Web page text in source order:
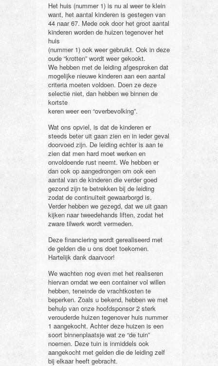
Het huis (nummer 1) is nu al weer te klein
want, het aantal kinderen is gestegen van
44 naar 67. Mede ook door het groot aantal
kinderen worden de huizen tegenover het
huis
(nummer 1) ook weer gebruikt. Ook in deze
oude “krotten” wordt weer gekookt.
We hebben met de leiding afgesproken dat
mogelijke nieuwe kinderen aan een aantal
criteria moeten voldoen. Doen ze deze
selectie niet, dan hebben we binnen de
kortste
keren weer een “overbevolking”.
Wat ons opviel, is dat de kinderen er
steeds beter uit gaan zien en in ieder geval
doorvoed zijn. De leiding echter is aan te
zien dat men hard moet werken en
onvoldoende rust neemt. We hebben er
dan ook op aangedrongen om ook een
aantal van de kinderen die verder goed
gezond zijn te betrekken bij de leiding
zodat de continuïteit gewaarborgd is.
Verder hebben we gezegd, dat we uit gaan
kijken naar tweedehands liften, zodat het
zware tilwerk wordt vermeden.
Deze financiering wordt gerealiseerd met
de gelden die u ons doet toekomen.
Hartelijk dank daarvoor!
We wachten nog even met het realiseren
hiervan omdat we een container vol willen
hebben, teneinde de vrachtkosten te
beperken. Zoals u bekend, hebben we met
behulp van onze hoofdsponsor 2 sterk
verouderde huizen tegenover huis nummer
1 aangekocht. Achter deze huizen is een
soort binnenplaatsje wat ze “de tuin”
noemen. Deze tuin is inmiddels ook
aangekocht met gelden die de leiding zelf
bij elkaar heeft gebracht.